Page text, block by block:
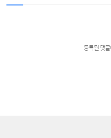
등록된 댓